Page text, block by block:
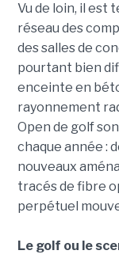
Vu de loin, il est
réseau des
des salles de
pourtant bien
enceinte en
rayonnement
Open de golf
chaque année :
nouveaux
tracés de fibre
perpétuel
Le golf ou le